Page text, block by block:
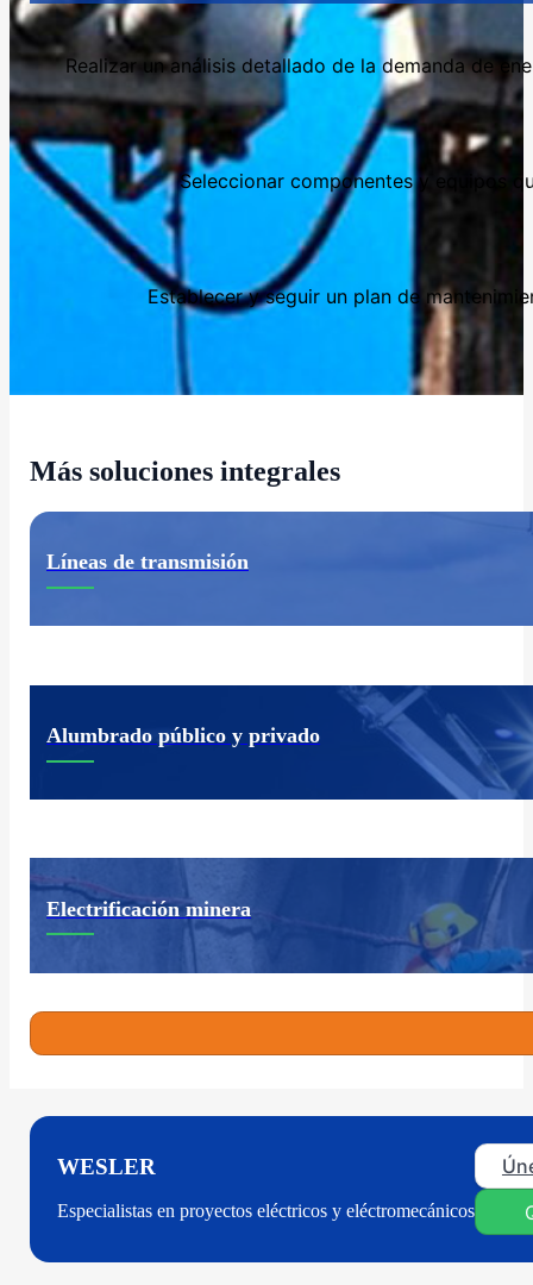
Realizar un análisis detallado de la demanda de
Seleccionar componentes y equipos
Establecer y seguir un plan de
Más soluciones integrales
Líneas de transmisión
Alumbrado público y privado
Electrificación minera
WESLER
Especialistas en proyectos eléctricos y eléctromecánicos